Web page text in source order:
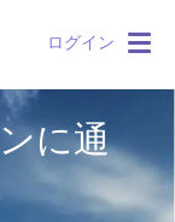
ログイン
に通